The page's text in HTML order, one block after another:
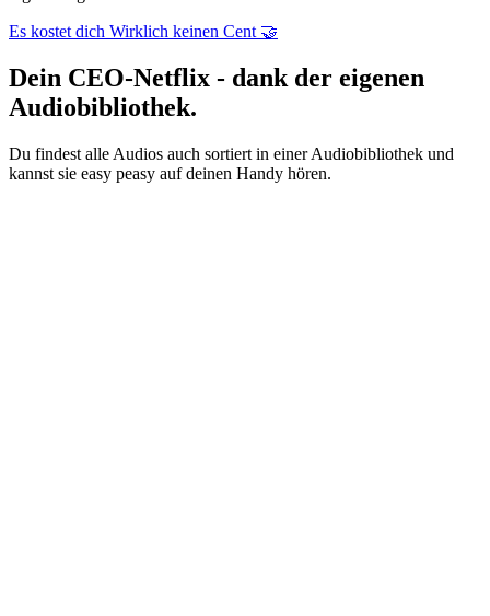
Es kostet dich Wirklich keinen Cent 🤝
Dein CEO-Netflix - dank der eigenen
Audiobibliothek.
Du findest alle Audios auch sortiert in einer Audiobibliothek und
kannst sie easy peasy auf deinen Handy hören.